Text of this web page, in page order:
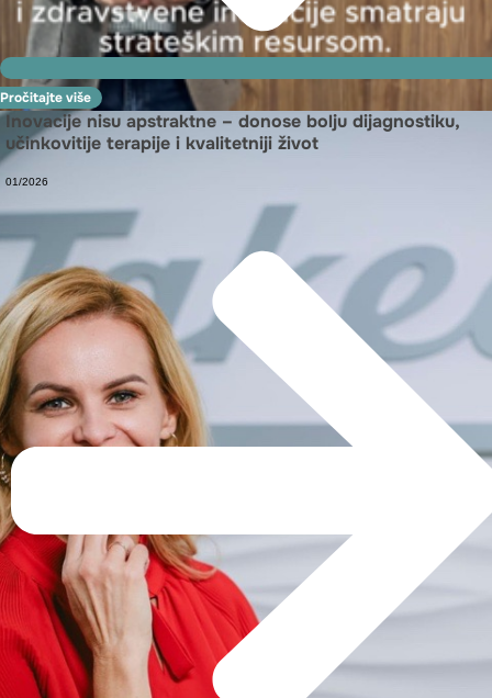
Pročitajte više
Inovacije nisu apstraktne – donose bolju dijagnostiku,
učinkovitije terapije i kvalitetniji život
01/2026